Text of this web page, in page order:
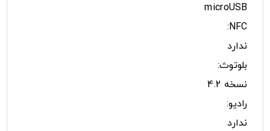
microUSB
NFC:
ندارد
بلوتوث:
نسخه 4.2
رادیو:
ندارد